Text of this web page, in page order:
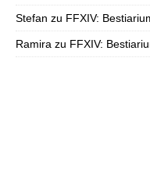
Stefan zu FFXIV:
Ramira zu FFXIV: